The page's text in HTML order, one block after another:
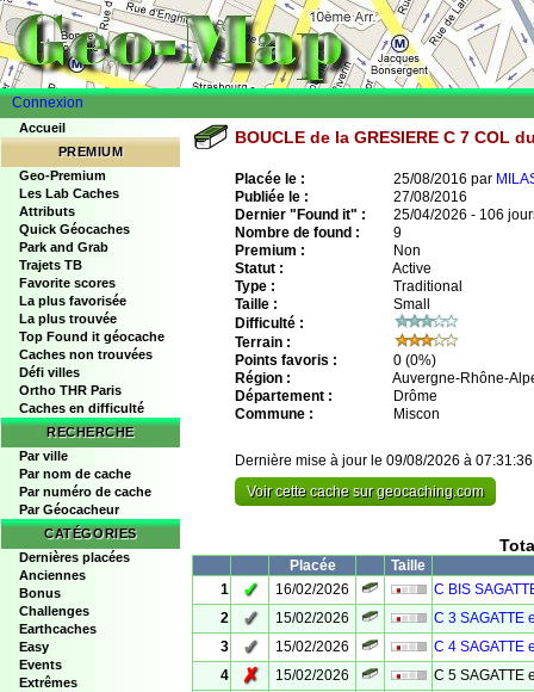
Connexion
Accueil
PREMIUM
Geo-Premium
Les Lab Caches
Attributs
Quick Géocaches
Park and Grab
Trajets TB
Favorite scores
La plus favorisée
La plus trouvée
Top Found it géocache
Caches non trouvées
Défi villes
Ortho THR Paris
Caches en difficulté
RECHERCHE
Par ville
Par nom de cache
Par numéro de cache
Par Géocacheur
CATÉGORIES
Dernières placées
Anciennes
Bonus
Challenges
Earthcaches
Easy
Events
Extrêmes
BOUCLE de la GRESIERE C 7 COL
Placée le : 25/08/2016 par
Publiée le :
27/08/2016
Dernier "Found it" :
25/04/2026 - 106
Nombre de found :
9
Premium :
Non
Statut :
Active
Type :
Traditional
Taille :
Small
Difficulté :
Terrain :
Points favoris :
0 (0%)
Région :
Auvergne-Rhône-
Département :
Drôme
Commune :
Miscon
Dernière mise à jour le 09/08/2026 à 07:31:36
Voir cette cache sur geocaching.com
Placée
Taille
1
✓ 16/02/2026
C BIS
2
✓ 15/02/2026
C 3 SAGATTE
3
✓ 15/02/2026
C 4 SAGATTE
4
✗ 15/02/2026
C 5 SAGATTE